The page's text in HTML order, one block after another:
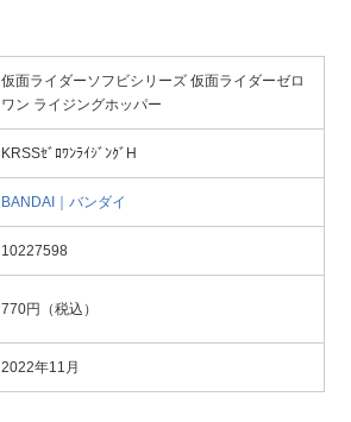
仮面ライダーソフビシリーズ 仮面ライダーゼロ
ワン ライジングホッパー
KRSSｾﾞﾛﾜﾝﾗｲｼﾞﾝｸﾞH
BANDAI｜バンダイ
10227598
770円（税込）
2022年11月